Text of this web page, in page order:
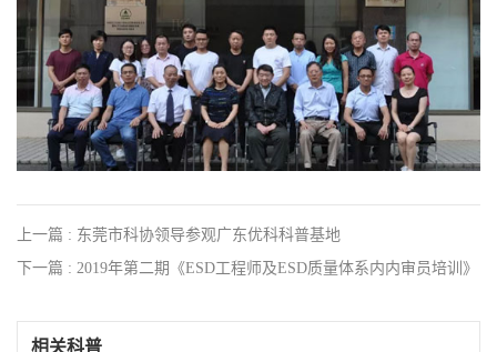
上一篇 : 东莞市科协领导参观广东优科科普基地
下一篇 : 2019年第二期《ESD工程师及ESD质量体系内内审员培训》
相关科普